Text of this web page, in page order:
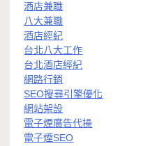
酒店兼職
八大兼職
酒店經紀
台北八大工作
台北酒店經紀
網路行銷
SEO搜尋引擎優化
網站架設
電子煙廣告代操
電子煙SEO